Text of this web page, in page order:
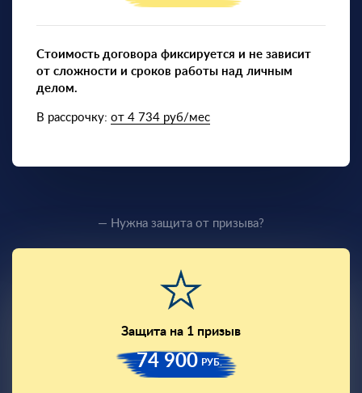
Стоимость договора фиксируется и не зависит
от сложности и сроков работы над личным
делом.
В рассрочку: от 4 734 руб/мес
— Нужна защита от призыва?
Защита на 1 призыв
74 900 РУБ.